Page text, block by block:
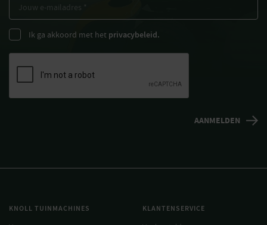
Ik ga akkoord met het privacybeleid.
KNOLL TUINMACHINES KLANTENSERVICE